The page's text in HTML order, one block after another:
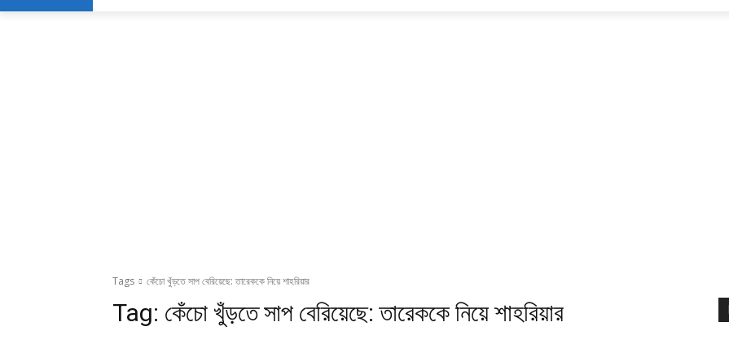
Tags কেঁচো খুঁড়তে সাপ বেরিয়েছে: তারেককে নিয়ে শাহরিয়ার
Tag: কেঁচো খুঁড়তে সাপ বেরিয়েছে: তারেককে নিয়ে শাহরিয়ার